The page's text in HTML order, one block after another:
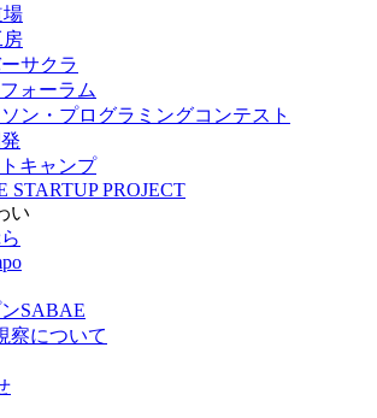
場
房
サクラ
ォーラム
ン・プログラミングコンテスト
キャンプ
STARTUP PROJECT
い
SABAE
察について